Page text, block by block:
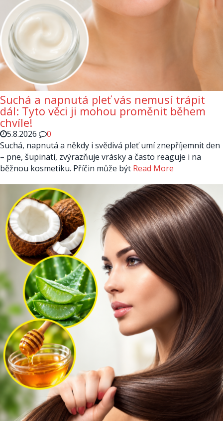
Suchá a napnutá pleť vás nemusí trápit
dál: Tyto věci ji mohou proměnit během
chvíle!
5.8.2026
0
Suchá, napnutá a někdy i svědivá pleť umí znepříjemnit den
– pne, šupinatí, zvýrazňuje vrásky a často reaguje i na
běžnou kosmetiku. Příčin může být Read More